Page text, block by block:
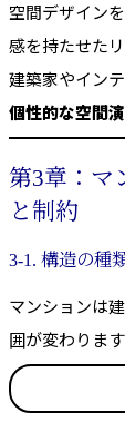
空間デザイン
感を持たせた
建築家やイン
個性的な空間
第3章：マ
と制約
3-1. 構造の種
マンションは
囲が変わります